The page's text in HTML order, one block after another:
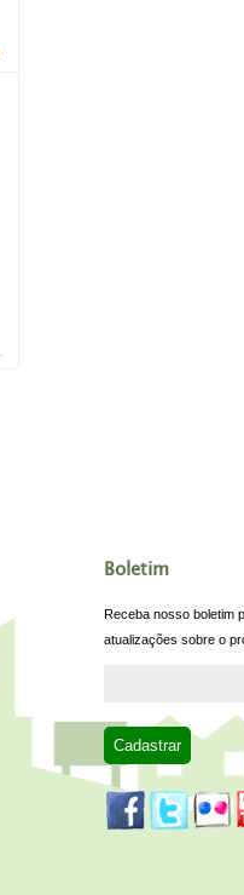
Boletim
Receba nosso boletim
atualizações sobre o